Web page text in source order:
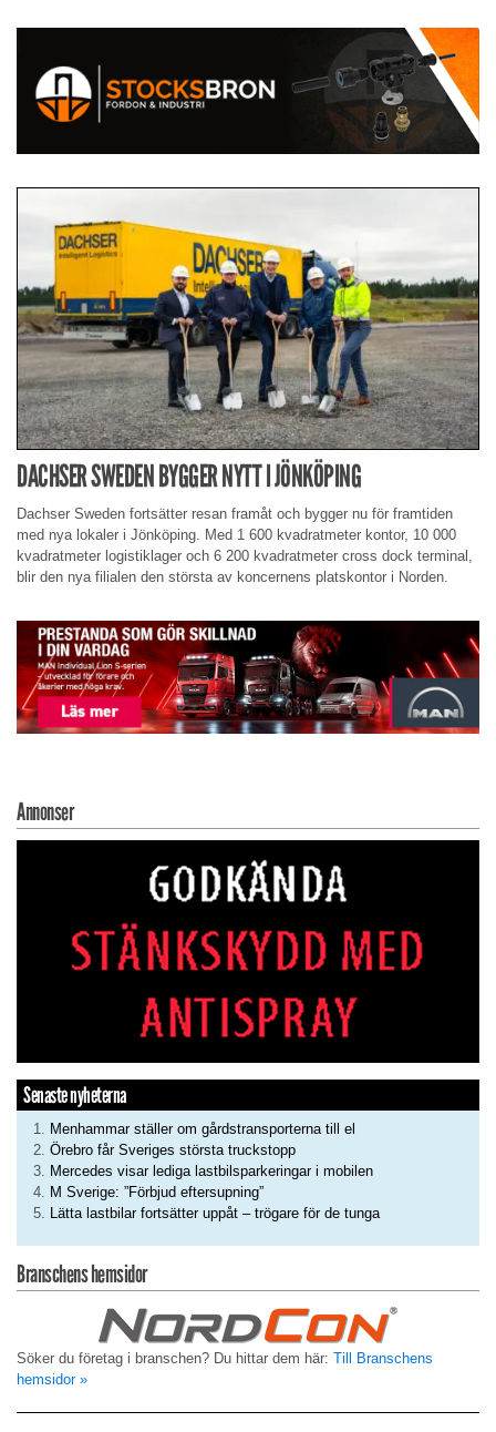
DACHSER SWEDEN BYGGER NYTT I JÖNKÖPING
Dachser Sweden fortsätter resan framåt och bygger nu för framtiden
med nya lokaler i Jönköping. Med 1 600 kvadratmeter kontor, 10 000
kvadratmeter logistiklager och 6 200 kvadratmeter cross dock terminal,
blir den nya filialen den största av koncernens platskontor i Norden.
Annonser
Senaste nyheterna
Menhammar ställer om gårdstransporterna till el
Örebro får Sveriges största truckstopp
Mercedes visar lediga lastbilsparkeringar i mobilen
M Sverige: ”Förbjud eftersupning”
Lätta lastbilar fortsätter uppåt – trögare för de tunga
Branschens hemsidor
Söker du företag i branschen? Du hittar dem här: Till Branschens
hemsidor »